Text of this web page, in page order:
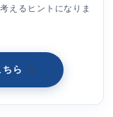
えるヒントになりま
ら >